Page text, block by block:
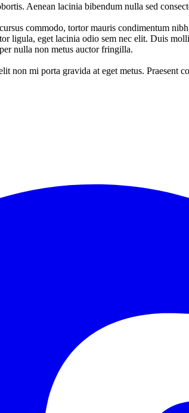
Aenean lacinia bibendum nulla sed
commodo, tortor mauris condimentum
ligula, eget lacinia odio sem nec elit. Duis
nulla non metus auctor fringilla.
mi porta gravida at eget metus. Praesent